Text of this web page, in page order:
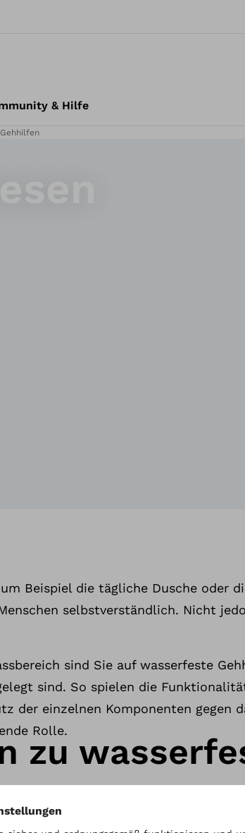
& Hilfe
Beispiel die tägliche Dusche oder
selbstverständlich. Nicht
sind Sie auf wasserfeste
sind. So spielen die
der einzelnen Komponenten gegen
Rolle.
zu